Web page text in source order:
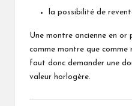
la possibilité de
Une montre ancienne en
comme montre que
faut donc demander une
valeur horlogère.